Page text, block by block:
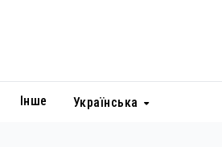
Інше Українська